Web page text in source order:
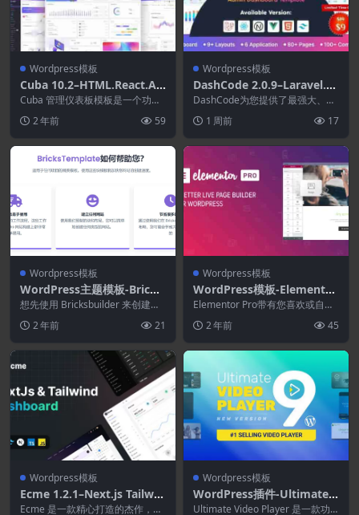
Wordpress模板
Cuba 10.2–HTML.React.An
gular 16.Vue 3 JS.Nuxt.No
dejs.Asp.Net和Laravel管理
仪表板模板
Cuba 管理仪表板模板是一个功能
管理...2 年前 59
Wordpress模板
DashCode 2.0.9–Laravel.R
eact.Vuejs.NextJs.HTML.Ta
ilwind仪表板模板
DashCode为您提供了最强大、最
度可定制的 R...
1 周前 17
Wordpress模板
WordPress主题模板-Bricks
Templates
想先使用 Bricksbuilder 来创建您
您梦...2 年前 21
Wordpress模板
WordPress模板-Elementor
Pro官方模板[大小压缩3G]
Elementor Pro带有您喜欢或自定
设计。登...
2 年前 45
Wordpress模板
Ecme 1.2.1–Next.js Tailwin
d管理模板(Next15和应用路
Ecme 是一款精心打造的杰作，在
Wordpress模板
WordPress插件-Ultimate V
ideo Player WordPress &
Ultimate Video Player 是一款功